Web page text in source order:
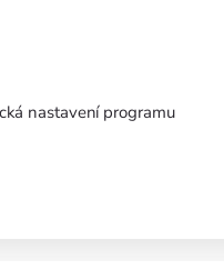
nastavení programu